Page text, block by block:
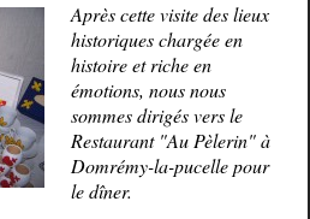
Après cette visite des lieux
historiques chargée en
histoire et riche en
émotions, nous nous
sommes dirigés vers le
Restaurant "Au Pèlerin" à
Domrémy-la-pucelle pour
le dîner.